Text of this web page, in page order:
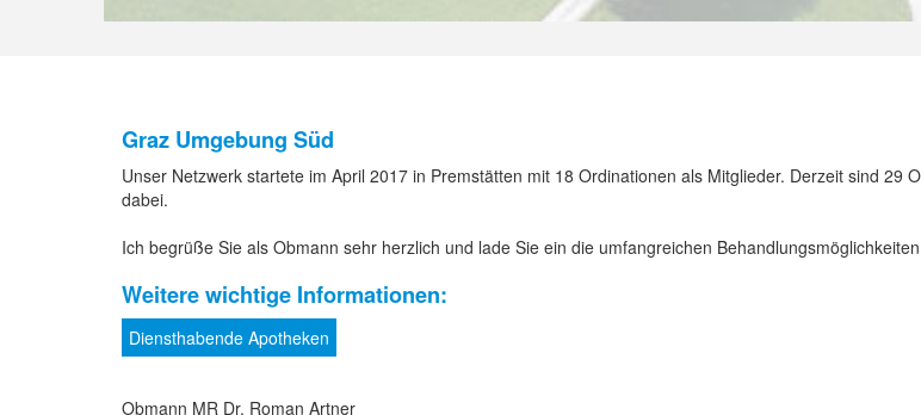
Graz Umgebung Süd
Unser Netzwerk startete im April 2017 in Premstätten mit 18 Ordinationen als Mitglieder. Derzeit sind 29
dabei.
Ich begrüße Sie als Obmann sehr herzlich und lade Sie ein die umfangreichen
Weitere wichtige Informationen:
Diensthabende Apotheken
Obmann MR Dr. Roman Artner